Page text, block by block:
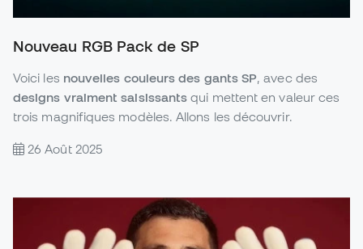
Nouveau RGB Pack de SP
Voici les nouvelles couleurs des gants SP, avec des
designs vraiment saisissants qui mettent en valeur ces
trois magnifiques modèles. Allons les découvrir.
26 Août 2025